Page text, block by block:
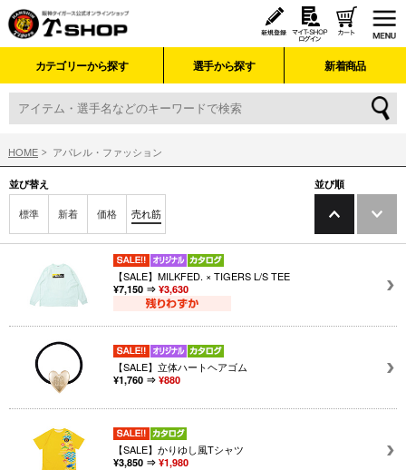
カテゴリーから探す 選手から探す 新着商品
HOME アパレル・ファッション
並び替え
標準 新着 価格 売れ筋
並び順
【SALE】MILKFED. × TIGERS L/S TEE
¥7,150 ⇒ ¥3,630
【SALE】立体ハートヘアゴム
¥1,760 ⇒ ¥880
【SALE】かりゆし風Tシャツ
¥3,850 ⇒ ¥1,980